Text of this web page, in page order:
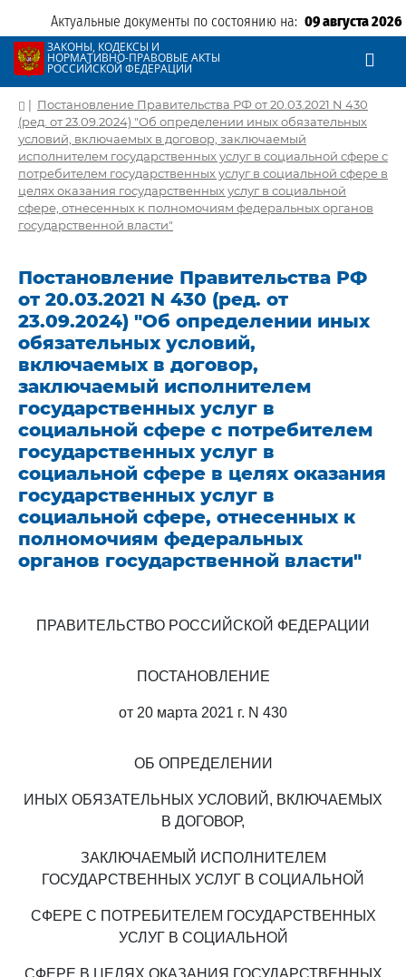
Актуальные документы по состоянию на: 09 августа 2026
ЗАКОНЫ, КОДЕКСЫ И
НОРМАТИВНО-ПРАВОВЫЕ АКТЫ
РОССИЙСКОЙ ФЕДЕРАЦИИ
| Постановление Правительства РФ от 20.03.2021 N 430
(ред. от 23.09.2024) "Об определении иных обязательных
условий, включаемых в договор, заключаемый
исполнителем государственных услуг в социальной сфере с
потребителем государственных услуг в социальной сфере в
целях оказания государственных услуг в социальной
сфере, отнесенных к полномочиям федеральных органов
государственной власти"
Постановление Правительства РФ
от 20.03.2021 N 430 (ред. от
23.09.2024) "Об определении иных
обязательных условий,
включаемых в договор,
заключаемый исполнителем
государственных услуг в
социальной сфере с потребителем
государственных услуг в
социальной сфере в целях оказания
государственных услуг в
социальной сфере, отнесенных к
полномочиям федеральных
органов государственной власти"
ПРАВИТЕЛЬСТВО РОССИЙСКОЙ ФЕДЕРАЦИИ
ПОСТАНОВЛЕНИЕ
от 20 марта 2021 г. N 430
ОБ ОПРЕДЕЛЕНИИ
ИНЫХ ОБЯЗАТЕЛЬНЫХ УСЛОВИЙ, ВКЛЮЧАЕМЫХ
В ДОГОВОР,
ЗАКЛЮЧАЕМЫЙ ИСПОЛНИТЕЛЕМ
ГОСУДАРСТВЕННЫХ УСЛУГ В СОЦИАЛЬНОЙ
СФЕРЕ С ПОТРЕБИТЕЛЕМ ГОСУДАРСТВЕННЫХ
УСЛУГ В СОЦИАЛЬНОЙ
СФЕРЕ В ЦЕЛЯХ ОКАЗАНИЯ ГОСУДАРСТВЕННЫХ